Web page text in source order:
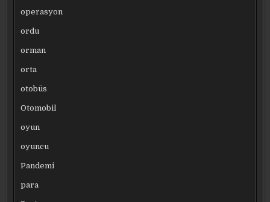
operasyon
ordu
orman
orta
otobüs
Otomobil
oyun
oyuncu
Pandemi
para